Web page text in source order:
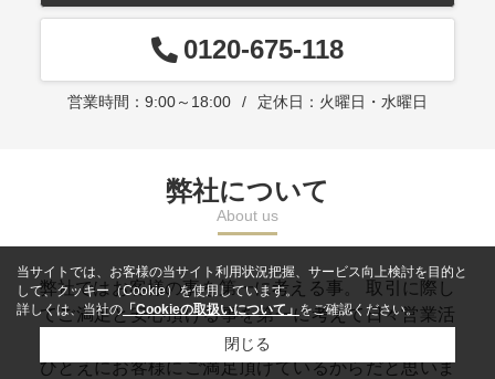
0120-675-118
営業時間：9:00～18:00 定休日：火曜日・水曜日
弊社について
About us
弊社ではお客様の事を第一に考える事。 取引に際し
てご満足と安心頂ける事を第一に考えて日々営業活
動をしております。 弊社は紹介案件も多く、それは
ひとえにお客様にご満足頂けているからだと思いま
当サイトでは、お客様の当サイト利用状況把握、サービス向上検討を目的と
して、クッキー（Cookie）を使用しています。
詳しくは、当社の「Cookieの取扱いについて」 をご確認ください。
閉じる